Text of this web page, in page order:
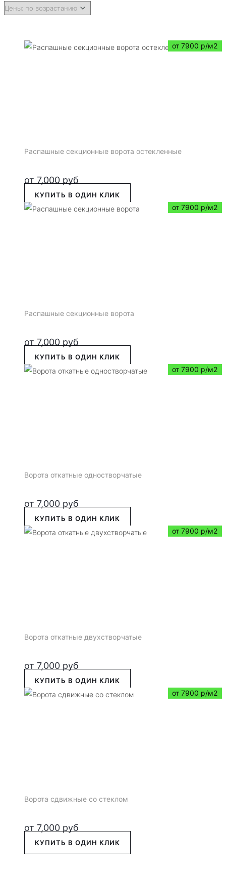
от 7900 р/м2
Распашные секционные ворота остекленные
от 7,000 руб
КУПИТЬ В ОДИН КЛИК
от 7900 р/м2
Распашные секционные ворота
от 7,000 руб
КУПИТЬ В ОДИН КЛИК
от 7900 р/м2
Ворота откатные одностворчатые
от 7,000 руб
КУПИТЬ В ОДИН КЛИК
от 7900 р/м2
Ворота откатные двухстворчатые
от 7,000 руб
КУПИТЬ В ОДИН КЛИК
от 7900 р/м2
Ворота сдвижные со стеклом
от 7,000 руб
КУПИТЬ В ОДИН КЛИК